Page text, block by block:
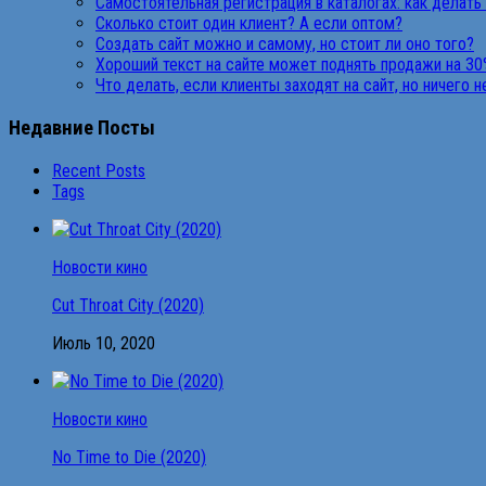
Сколько стоит один клиент? А если оптом?
Создать сайт можно и самому, но стоит ли оно того?
Хороший текст на сайте может поднять продажи на
Что делать, если клиенты заходят на сайт, но ничего
Недавние Посты
Recent Posts
Tags
Новости кино
Cut Throat City (2020)
Июль 10, 2020
Новости кино
No Time to Die (2020)